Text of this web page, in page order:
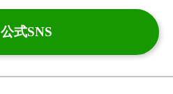
公式SNS